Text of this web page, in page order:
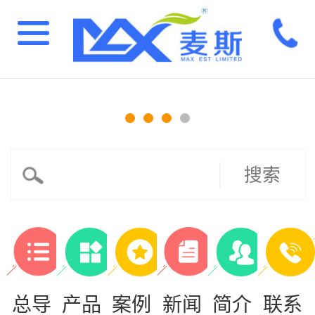
搜索
总导 产品 案例 新闻 简介 联系